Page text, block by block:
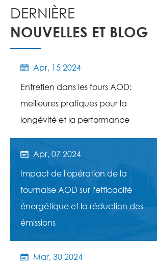
DERNIÈRE
NOUVELLES ET BLOG
 Apr, 15 2024
Entretien dans les fours AOD:
meilleures pratiques pour la
longévité et la performance
 Apr, 07 2024
Impact de l'opération de la
fournaise AOD sur l'efficacité
énergétique et la réduction des
émissions

Mar, 30 2024